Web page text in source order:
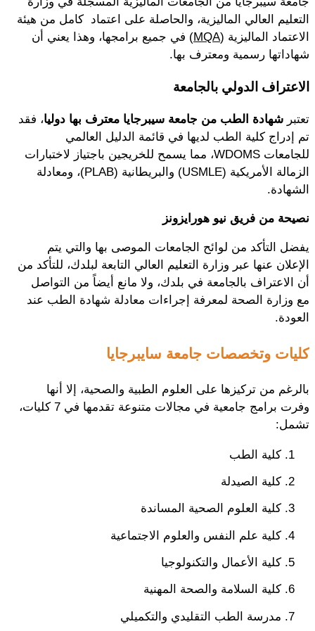
التعليم العالي الماليزية، والحاصلة على اعتماد كامل من هيئة
الاعتماد الماليزية (MQA) في جميع برامجها، وهذا يعني أن
شهاداتها رسمية ومعترف بها.
الاعتراف الدولي بالجامعة
تعتبر شهادة الطب من جامعة سيبرجايا معترف بها دوليا، فقد
تم إدراج كلية الطب لديها في قائمة الدليل العالمي
للجامعات WDOMS، مما يسمح للخريجين باجتياز لاختبارات
الزمالة الأمريكية (USMLE) والبريطانية (PLAB)، ومعادلة
الشهادة.
نصيحة من فريق نيو هورايزونز
يفضل التأكد من لوائح الجامعات الموصى بها والتي يتم
الإعلان عنها عبر وزارة التعليم العالي التابعة لبلدك، للتأكد من
أن الاعتراف بالجامعة في بلدك، ولا مانع أيضاً من التواصل
مع وزارة الصحة لمعرفة إجراءات معادلة شهادة الطب عند
العودة.
كليات وتخصصات جامعة سايبرجايا
بالرغم من تركيزها على العلوم الطبية والصحية، إلا أنها
وفرت برامج جامعية في مجالات متنوعة تقدمها في 7 كليات،
تشمل:
كلية الطب
كلية الصيدلة
كلية العلوم الصحية المساندة
كلية علم النفس والعلوم الاجتماعية
كلية الأعمال والتكنولوجيا
كلية السلامة والصحة المهنية
مدرسة الطب التقليدي والتكميلي